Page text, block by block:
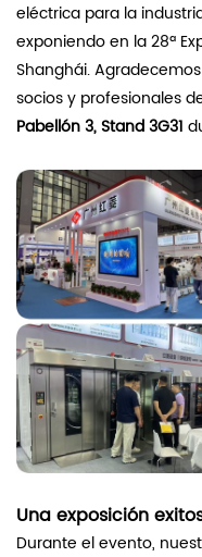
eléctrica para la
exponiendo en la 28ª
Shanghái.
socios y profesionales
Pabellón 3, Stand 3G31
Una exposición
Durante el evento,